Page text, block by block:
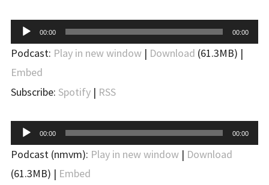
Tocador
de
áudio
00:00 00:00
Podcast: Play in new window| Download (61.3MB) |
Embed
Subscribe: Spotify| RSS
Tocador
de
áudio
00:00 00:00
Podcast (nmvm): Play in new window| Download
(61.3MB) | Embed